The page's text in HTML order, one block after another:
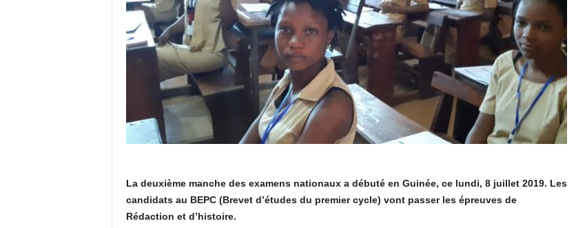
La deuxième manche des examens nationaux a débuté en Guinée, ce lundi, 8 juillet 2019. Les
candidats au BEPC (Brevet d’études du premier cycle) vont passer les épreuves de
Rédaction et d’histoire.